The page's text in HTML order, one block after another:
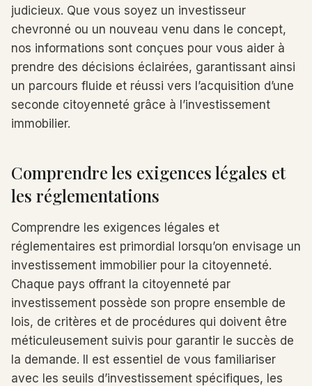
judicieux. Que vous soyez un investisseur
chevronné ou un nouveau venu dans le concept,
nos informations sont conçues pour vous aider à
prendre des décisions éclairées, garantissant ainsi
un parcours fluide et réussi vers l’acquisition d’une
seconde citoyenneté grâce à l’investissement
immobilier.
Comprendre les exigences légales et
les réglementations
Comprendre les exigences légales et
réglementaires est primordial lorsqu’on envisage un
investissement immobilier pour la citoyenneté.
Chaque pays offrant la citoyenneté par
investissement possède son propre ensemble de
lois, de critères et de procédures qui doivent être
méticuleusement suivis pour garantir le succès de
la demande. Il est essentiel de vous familiariser
avec les seuils d’investissement spécifiques, les